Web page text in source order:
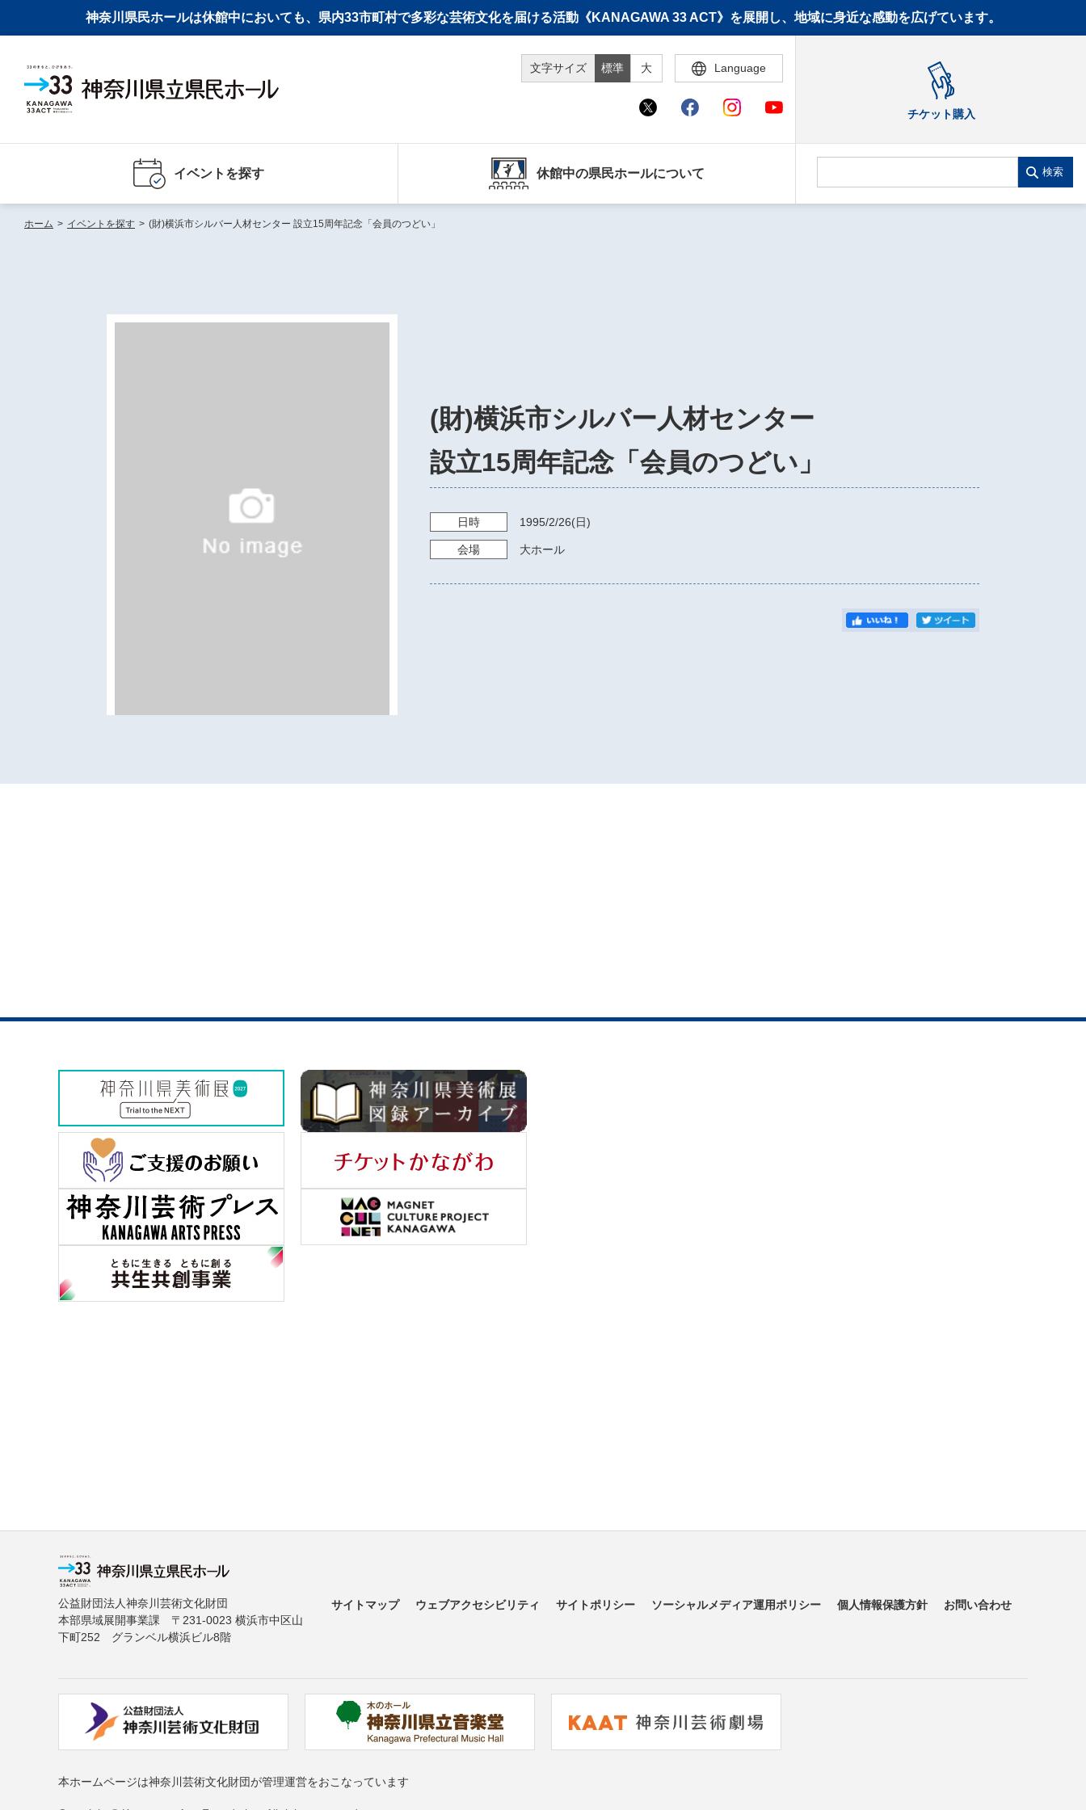
神奈川県民ホールは休館中においても、県内33市町村で多彩な芸術文化を届ける活動《KANAGAWA 33 ACT》を展開し、地域に身近な感動を広げています。
文字サイズ 標準 大 Language
チケット購入
イベントを探す 休館中の県民ホールについて 検索
ホーム > イベントを探す > (財)横浜市シルバー人材センター 設立15周年記念「会員のつどい」
(財)横浜市シルバー人材センター
設立15周年記念「会員のつどい」
日時 1995/2/26(日)
会場 大ホール
公益財団法人神奈川芸術文化財団
本部県域展開事業課 〒231-0023 横浜市中区山
下町252 グランベル横浜ビル8階
サイトマップ ウェブアクセシビリティ サイトポリシー ソーシャルメディア運用ポリシー 個人情報保護方針 お問い合わせ
本ホームページは神奈川芸術文化財団が管理運営をおこなっています